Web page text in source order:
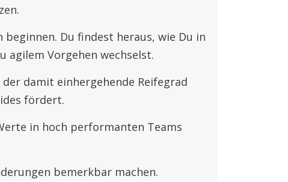
Du findest heraus, wie Du in
agilem Vorgehen wechselst.
damit einhergehende Reifegrad
fördert.
in hoch performanten Teams
bemerkbar machen.